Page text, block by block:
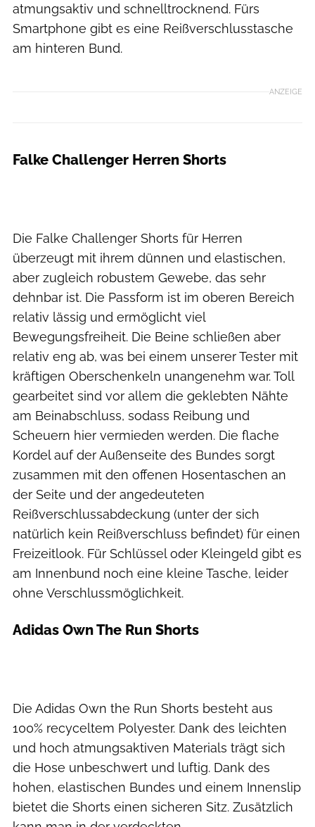
atmungsaktiv und schnelltrocknend. Fürs
Smartphone gibt es eine Reißverschlusstasche
am hinteren Bund.
ANZEIGE
Falke Challenger Herren Shorts
Die Falke Challenger Shorts für Herren
überzeugt mit ihrem dünnen und elastischen,
aber zugleich robustem Gewebe, das sehr
dehnbar ist. Die Passform ist im oberen Bereich
relativ lässig und ermöglicht viel
Bewegungsfreiheit. Die Beine schließen aber
relativ eng ab, was bei einem unserer Tester mit
kräftigen Oberschenkeln unangenehm war. Toll
gearbeitet sind vor allem die geklebten Nähte
am Beinabschluss, sodass Reibung und
Scheuern hier vermieden werden. Die flache
Kordel auf der Außenseite des Bundes sorgt
zusammen mit den offenen Hosentaschen an
der Seite und der angedeuteten
Reißverschlussabdeckung (unter der sich
natürlich kein Reißverschluss befindet) für einen
Freizeitlook. Für Schlüssel oder Kleingeld gibt es
am Innenbund noch eine kleine Tasche, leider
ohne Verschlussmöglichkeit.
Adidas Own The Run Shorts
Die Adidas Own the Run Shorts besteht aus
100% recyceltem Polyester. Dank des leichten
und hoch atmungsaktiven Materials trägt sich
die Hose unbeschwert und luftig. Dank des
hohen, elastischen Bundes und einem Innenslip
bietet die Shorts einen sicheren Sitz. Zusätzlich